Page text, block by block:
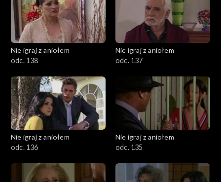
Nie igraj z aniołem
odc. 138
Nie igraj z aniołem
odc. 137
Nie igraj z aniołem
odc. 136
Nie igraj z aniołem
odc. 135